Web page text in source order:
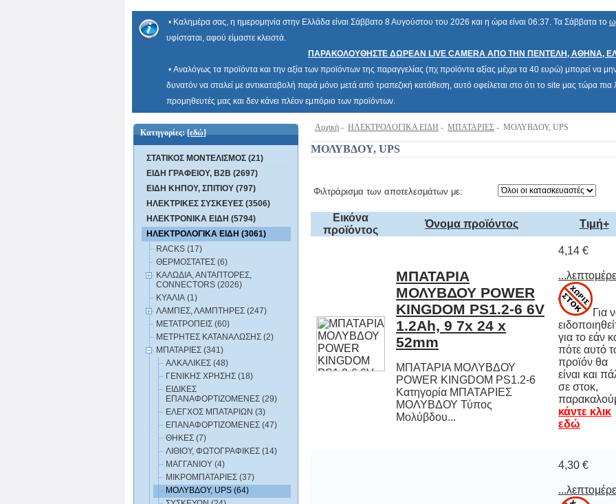
• Καλημέρα σας, η ημερομηνία στην Ελλάδα είναι Σάββατο 8 Αυγούστου του 2026 και η ώρα είναι 06:37. Τα Σάββατα το
υφίσταται, αφού είμαστε κλειστά.
ΠΑΡΑΚΟΛΟΥΘΗΣΤΕ ΔΩΡΕΑΝ LIVE CAMERA ΑΠΟ ΤΗΝ ΠΕΝΤΕΛΗ, ΑΘΗΝΑ,
• Αναλόγως τα προϊόντα και την αξία των προϊόντων της παραγγελίας (πχ προϊόντα αξίας μέχρι τα 40 ευρώ) μπορεί να
δυνατόν να σταλεί με αντικαταβολή παρά μόνο μετά από τραπεζική κατάθεση, αυτό οφείλεται στο ότι το site μας τώρα
προμηθευτές μας και δεν κάνει πλέον εμπόριο των προϊόντων.
Κατηγορίες:[εδώ]
ΣΤΑΤΙΚΟΣ ΜΟΝΤΕΛΙΣΜΟΣ (21)
ΕΙΔΗ ΓΡΑΦΕΙΟΥ, B2B (2697)
ΕΙΔΗ ΚΗΠΟΥ, ΣΠΙΤΙΟΥ (797)
ΗΛΕΚΤΡΙΚΕΣ ΣΥΣΚΕΥΕΣ (3506)
ΗΛΕΚΤΡΟΝΙΚΑ ΕΙΔΗ (5794)
ΗΛΕΚΤΡΟΛΟΓΙΚΑ ΕΙΔΗ (3061)
RACKS (17)
ΘΕΡΜΟΣΤΑΤΕΣ (6)
ΚΑΛΩΔΙΑ, ΑΝΤΑΠΤΟΡΕΣ,
CONNECTORS (2026)
ΚΥΑΛΙΑ (1)
ΛΑΜΠΕΣ, ΛΑΜΠΤΗΡΕΣ (247)
ΜΕΤΑΤΡΟΠΕΙΣ (60)
ΜΕΤΡΗΤΕΣ ΚΑΤΑΝΑΛΩΣΗΣ (2)
ΜΠΑΤΑΡΙΕΣ (341)
ΑΛΚΑΛΙΚΕΣ (48)
ΓΕΝΙΚΗΣ ΧΡΗΣΗΣ (18)
ΕΙΔΙΚΕΣ
ΕΠΑΝΑΦΟΡΤΙΖΟΜΕΝΕΣ (29)
ΕΛΕΓΧΟΣ ΜΠΑΤΑΡΙΩΝ (3)
ΕΠΑΝΑΦΟΡΤΙΖΟΜΕΝΕΣ (47)
ΘΗΚΕΣ (7)
ΛΙΘΙΟΥ, ΦΩΤΟΓΡΑΦΙΚΕΣ (14)
ΜΑΓΓΑΝΙΟΥ (4)
ΜΙΚΡΟΜΠΑΤΑΡΙΕΣ (37)
ΜΟΛΥΒΔΟΥ, UPS (64)
Αρχική - ΗΛΕΚΤΡΟΛΟΓΙΚΑ ΕΙΔΗ - ΜΠΑΤΑΡΙΕΣ - ΜΟΛΥΒΔΟΥ, UPS
ΜΟΛΥΒΔΟΥ, UPS
Φιλτράρισμα των αποτελεσμάτων με:
Εικόνα
προϊόντος
Όνομα προϊόντος Τιμή+
ΜΠΑΤΑΡΙΑ
ΜΟΛΥΒΔΟΥ POWER
KINGDOM PS1.2-6 6V
1.2Ah, 9 7x 24 x
52mm
ΜΠΑΤΑΡΙΑ ΜΟΛΥΒΔΟΥ
POWER KINGDOM PS1.2-6
Κατηγορία ΜΠΑΤΑΡΙΕΣ
ΜΟΛΥΒΔΟΥ Τύπος
Μολύβδου...
4,14 €
Για
για το εάν
πότε
προϊόν
είναι και
σε
κάντε κλικ
εδώ
4,30 €